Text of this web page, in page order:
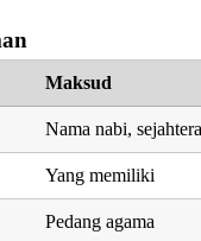
Maksud
Nama nabi,
Yang memiliki
Pedang agama